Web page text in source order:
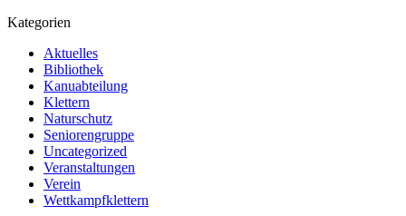
Kategorien
Aktuelles
Bibliothek
Kanuabteilung
Klettern
Naturschutz
Seniorengruppe
Uncategorized
Veranstaltungen
Verein
Wettkampfklettern